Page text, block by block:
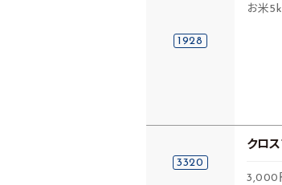
1928
お米
3320
クロ
3,000